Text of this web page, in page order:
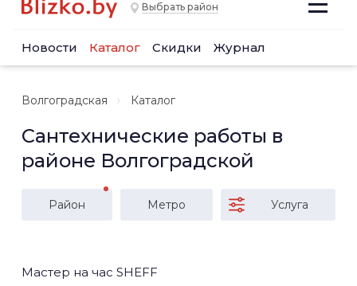
Выбрать район
Новости Каталог Скидки Журнал
Волгоградская Каталог
Сантехнические работы в
районе Волгоградской
Район Метро Услуга
Мастер на час SHEFF